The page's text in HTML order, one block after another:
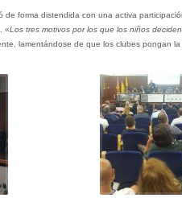
de forma distendida con una activa
«Los tres motivos por los que los niños
lamentándose de que los clubes pongan